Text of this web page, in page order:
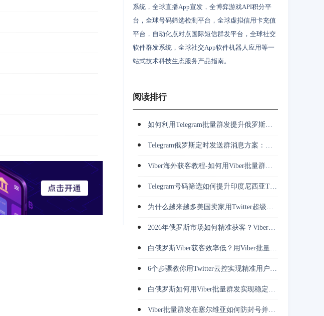
系统，全球直播App宣发，全博弈游戏API积分平
台，全球号码筛选检测平台，全球虚拟信用卡充值
平台，自动化点对点国际短信群发平台，全球社交
软件群发系统，全球社交App软件机器人应用等一
站式技术科技生态服务产品指南。
阅读排行
如何利用Telegram批量群发提升俄罗斯市场客户开发效率？
Telegram俄罗斯定时发送群消息方案：多账号群发、客服承接与长期运营
Viber海外获客教程-如何用Viber批量群发完成客户触达与跟进？
Telegram号码筛选如何提升印度尼西亚TG营销转化率与获客效率？
为什么越来越多美国卖家用Twitter超级裂变采集挖掘竞对用户并做私信转化？
2026年俄罗斯市场如何精准获客？Viber批量群发正在改变推广方式
白俄罗斯Viber获客效率低？用Viber批量群发解决触达难题
6个步骤教你用Twitter云控实现精准用户获取与高效转化
白俄罗斯如何用Viber批量群发实现稳定触达并持续获取精准用户？
Viber批量群发在塞尔维亚如何防封号并降低营销成本？